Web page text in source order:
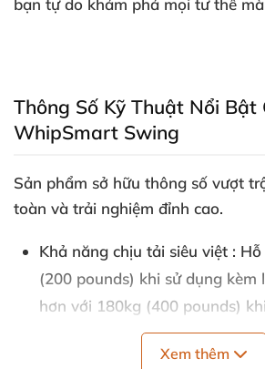
bạn tự do khám phá mọi tư thế
Thông Số Kỹ Thuật Nổi Bật
WhipSmart Swing
Sản phẩm sở hữu thông số vượt
toàn và trải nghiệm đỉnh cao.
Khả năng chịu tải siêu việt :
(200 pounds) khi sử dụng kèm
hơn với 180kg (400 pounds)
. Hoàn hảo chomọi cặp đôi
tuyệt đối.Xem thêm